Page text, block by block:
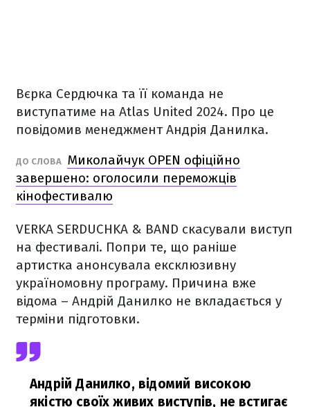
Вєрка Сердючка та її команда не
виступатиме на Atlas United 2024. Про це
повідомив менеджмент Андрія Данилка.
ДО СЛОВА Миколайчук OPEN офіційно
завершено: оголосили переможців
кінофестивалю
VERKA SERDUCHKA & BAND скасували виступ
на фестивалі. Попри те, що раніше
артистка анонсувала ексклюзивну
україномовну програму. Причина вже
відома – Андрій Данилко не вкладається у
терміни підготовки.
Андрій Данилко, відомий високою
якістю своїх живих виступів, не встигає